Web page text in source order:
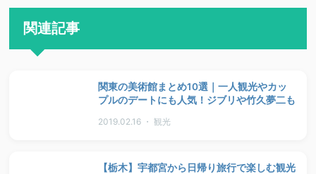
関連記事
関東の美術館まとめ10選｜一人観光やカッ
プルのデートにも人気！ジブリや竹久夢二も
2019.02.16 ・ 観光
【栃木】宇都宮から日帰り旅行で楽しむ観光